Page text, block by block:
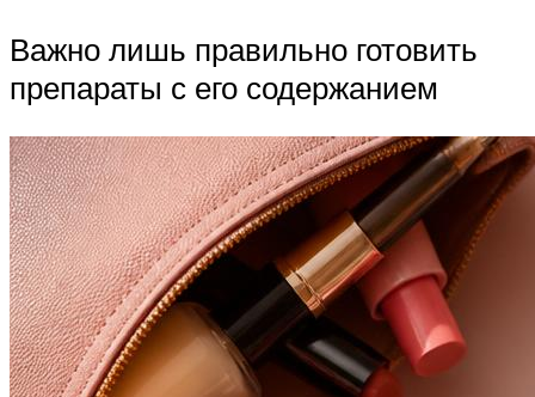
Важно лишь правильно готовить
препараты с его содержанием